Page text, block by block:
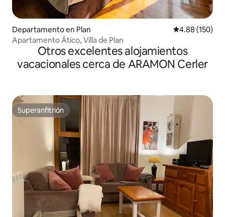
Departamento en Plan Calificación
4.88 (150)
Apartamento Ático, Villa de Plan
Otros excelentes alojamientos
vacacionales cerca de ARAMON Cerler
Superanfitrión
Superanfitrión